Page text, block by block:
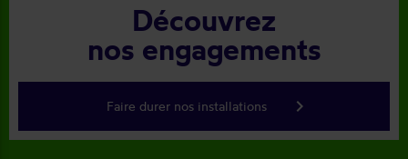
Découvrez
nos engagements
Faire durer nos installations keyboard_arrow_right